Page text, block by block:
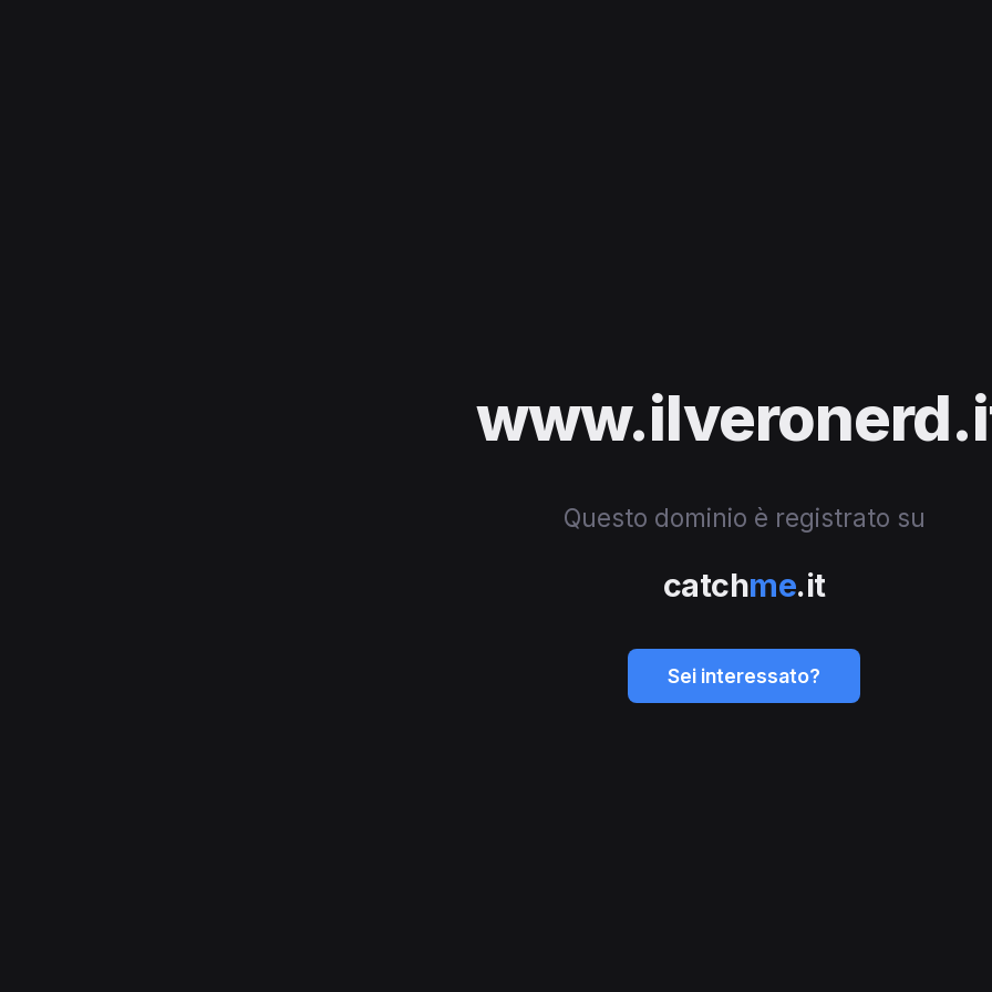
Questo dominio è registrato su
catchme.it
Sei interessato?